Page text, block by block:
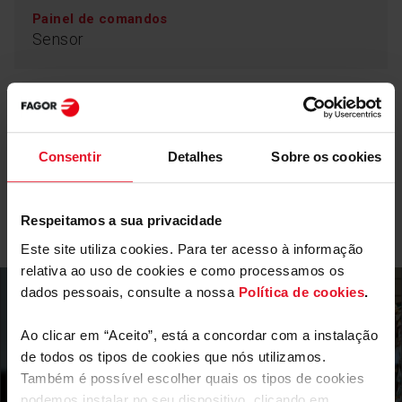
Consentir Detalhes Sobre os cookies
Respeitamos a sua privacidade
Este site utiliza cookies. Para ter acesso à informação
relativa ao uso de cookies e como processamos os
dados pessoais, consulte a nossa Política de cookies.
Ao clicar em “Aceito”, está a concordar com a instalação
de todos os tipos de cookies que nós utilizamos.
Também é possível escolher quais os tipos de cookies
Controlo de sensores
Permite um funcionamento cómodo dos comandos
mais fácil e mais rápido encontrar e definir programas,
pressão. Os controlos tácteis estão localizados sob a
a manter a parte da frente do micro-ondas limpa. Não
existem espaços para a acumulação de sujidade e
Mais funcionalidades
Painel de comandos
Sensor
Parâmetros Técnicos